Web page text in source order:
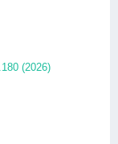
(2026)